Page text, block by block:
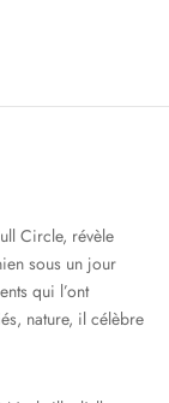
Circle, révèle
sous un jour
qui l’ont
nature, il célèbre